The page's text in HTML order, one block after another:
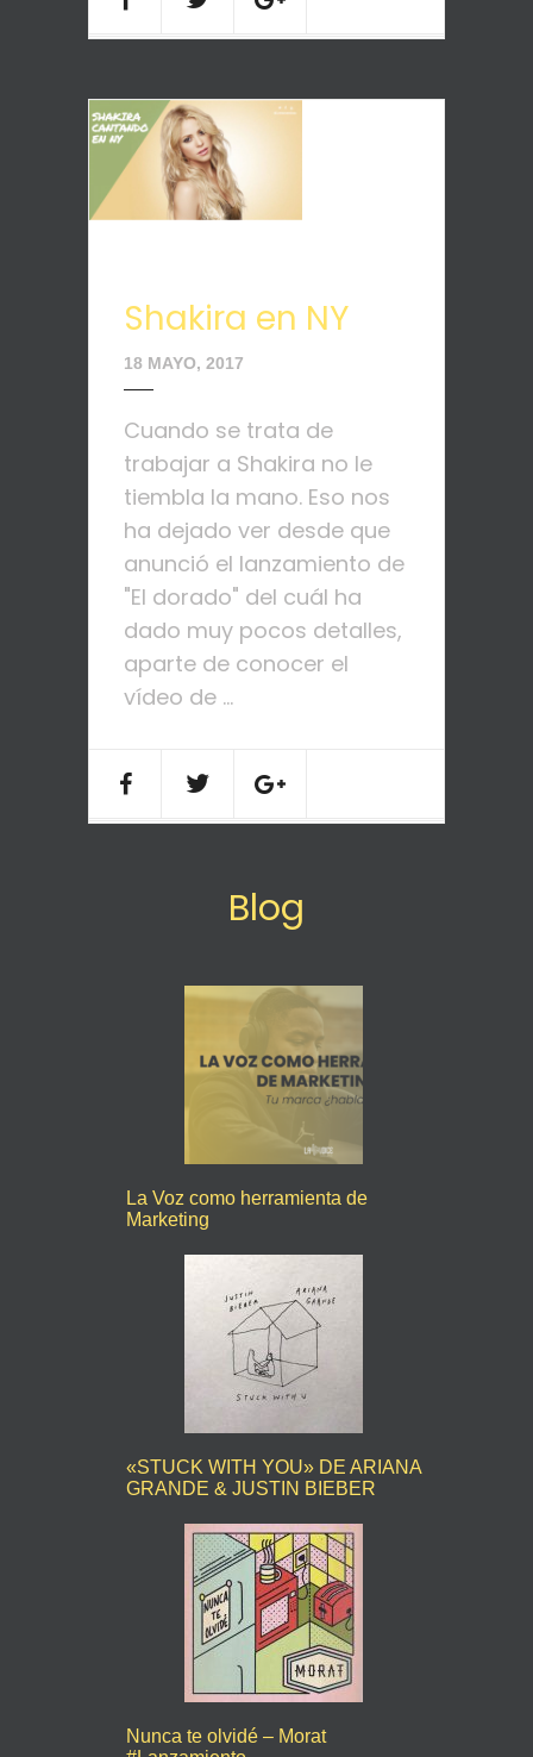
Shakira en NY
18 MAYO, 2017
Cuando se trata de
trabajar a Shakira no le
tiembla la mano. Eso nos
ha dejado ver desde que
anunció el lanzamiento de
"El dorado" del cuál ha
dado muy pocos detalles,
aparte de conocer el
vídeo de ...
Blog
La Voz como herramienta de
Marketing
«STUCK WITH YOU» DE ARIANA
GRANDE & JUSTIN BIEBER
Nunca te olvidé – Morat